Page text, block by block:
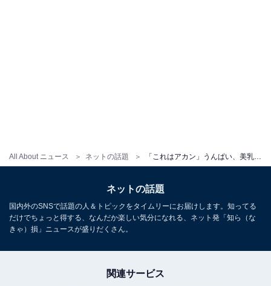
All About ニュース ネットの話題
ネットの話題
国内外のSNSで話題の人＆トピックをタイムリーにお届けします。知ってる
だけでちょっと得する、なんだか楽しい気分になれる、ネット発「知ら（な
きゃ）損」ニュースが盛りだくさん。
関連サービス